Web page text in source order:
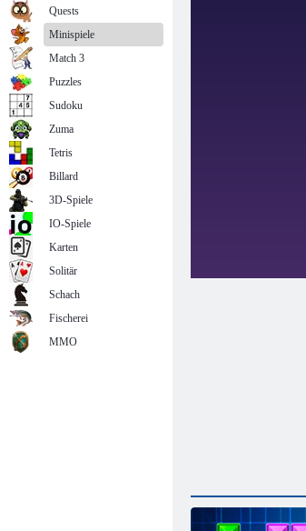
Quests
Minispiele
Match 3
Puzzles
Sudoku
Zuma
Tetris
Billard
3D-Spiele
IO-Spiele
Karten
Solitär
Schach
Fischerei
MMO